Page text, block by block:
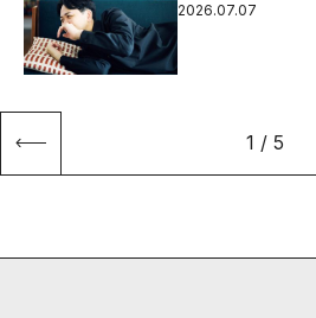
2026.07.07
1 / 5